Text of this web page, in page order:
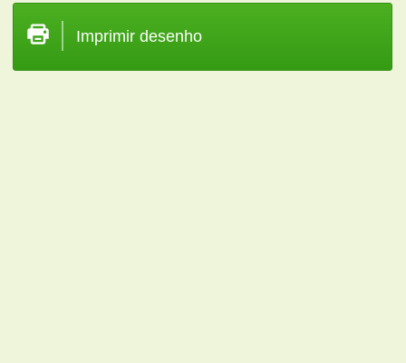
Imprimir desenho